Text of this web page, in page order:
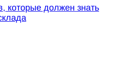
которые должен знать